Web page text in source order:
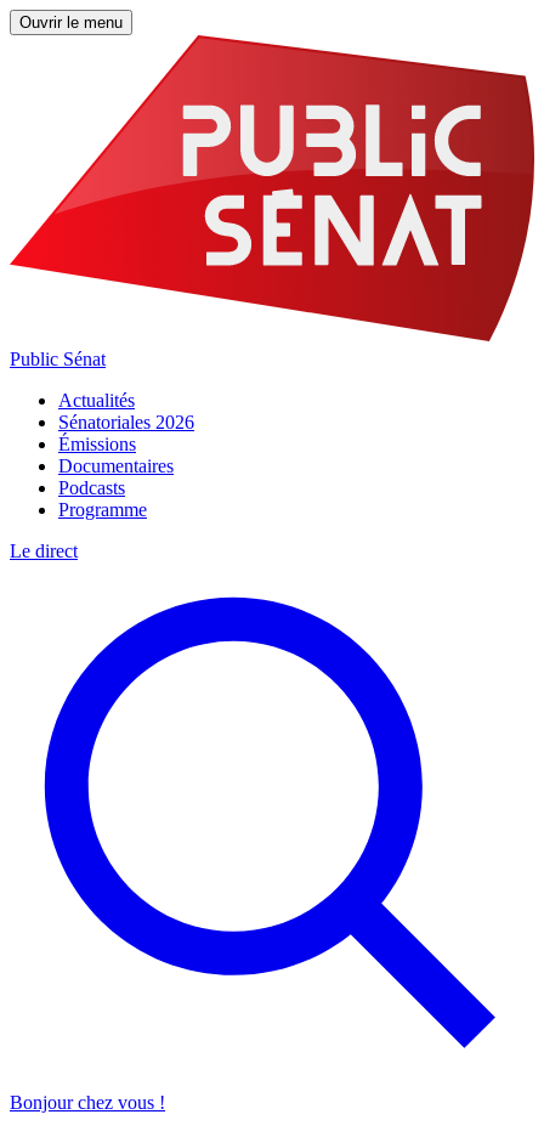
Ouvrir le menu
Public Sénat
Actualités
Sénatoriales 2026
Émissions
Documentaires
Podcasts
Programme
Le direct
Bonjour chez vous !